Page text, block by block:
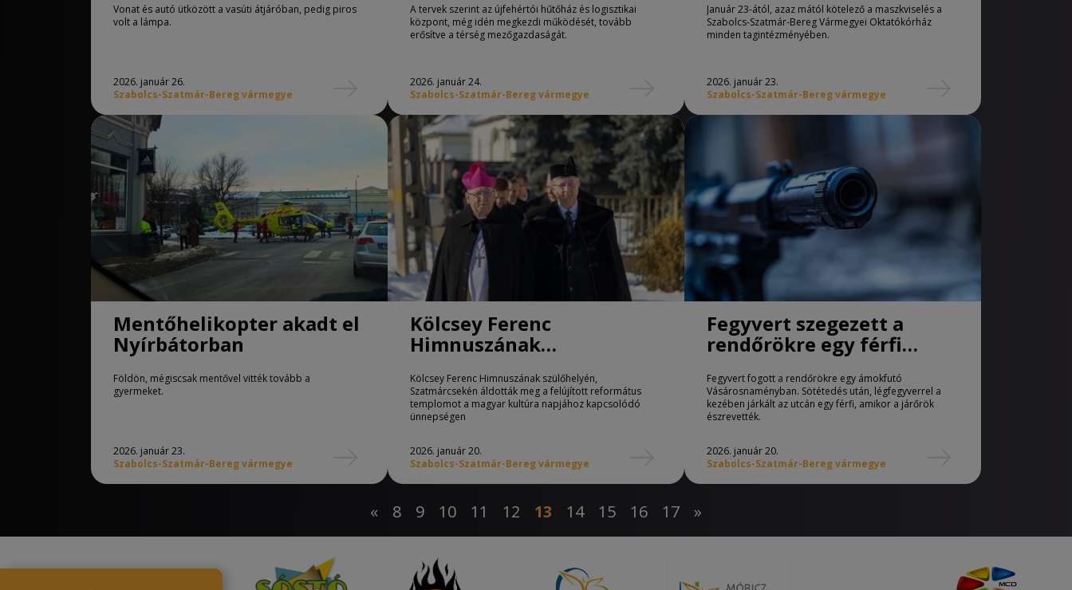
Vonat és autó ütközött a vasúti átjáróban, pedig piros
volt a lámpa.
2026. január 26.
Szabolcs-Szatmár-Bereg vármegye
A tervek szerint az újfehértói hűtőház és logisztikai
központ, még idén megkezdi működését, tovább
erősítve a térség mezőgazdaságát.
2026. január 24.
Szabolcs-Szatmár-Bereg vármegye
Január 23-ától, azaz mától kötelező a maszkviselés a
Szabolcs-Szatmár-Bereg Vármegyei Oktatókórház
minden tagintézményében.
2026. január 23.
Szabolcs-Szatmár-Bereg vármegye
Mentőhelikopter akadt el
Nyírbátorban
Földön, mégiscsak mentővel vitték tovább a
gyermeket.
2026. január 23.
Szabolcs-Szatmár-Bereg vármegye
Kölcsey Ferenc
Himnuszának
a felújított református
templomot
Kölcsey Ferenc Himnuszának szülőhelyén,
Szatmárcsekén áldották meg a felújított református
templomot a magyar kultúra napjához kapcsolódó
ünnepségen
2026. január 20.
Szabolcs-Szatmár-Bereg vármegye
Fegyvert szegezett a
rendőrökre egy férfi
Vásárosnaményban
Fegyvert fogott a rendőrökre egy ámokfutó
Vásárosnaményban. Sötétedés után, légfegyverrel a
kezében járkált az utcán egy férfi, amikor a járőrök
észrevették.
2026. január 20.
Szabolcs-Szatmár-Bereg vármegye
« 8 9 10 11 12 13 14 15 16 17 »